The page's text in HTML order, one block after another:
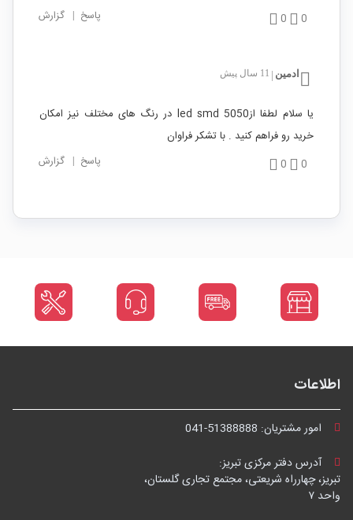
0
0 پاسخ | گزارش
ادمین | 11 سال پیش
یا سلام لطفا ازled smd 5050 در رنگ های مختلف نیز امکان
خرید رو فراهم کنید . با تشکر فراوان
0
0 پاسخ | گزارش
اطلاعات
امور مشتریان: 041-51388888
آدرس دفتر مرکزی تبریز:
تبریز، چهارراه شریعتی، مجتمع تجاری گلستان،
واحد ۷